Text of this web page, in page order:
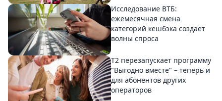
Исследование ВТБ:
ежемесячная смена
категорий кешбэка создает
волны спроса
Т2 перезапускает программу
"Выгодно вместе" – теперь и
для абонентов других
операторов